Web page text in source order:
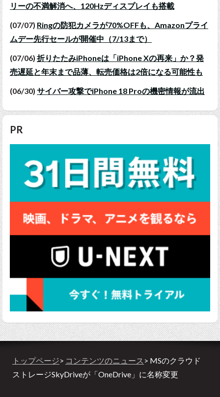
リーの不満解消へ、120Hzディスプレイも搭載
(07/07) Ringの防犯カメラが70%OFFも、Amazonプライ
ムデー先行セールが開催中（7/13まで）
(07/06) 折りたたみiPhoneは「iPhone Xの再来」か？発
売遅延と年末まで品薄、転売価格は2倍になる可能性も
(06/30) サイバー攻撃でiPhone 18 Proの機密情報が流出
PR
トップページ> コンテンツのニュース > MSのクラウド
ストレージSkyDriveが「OneDrive」に名称変更